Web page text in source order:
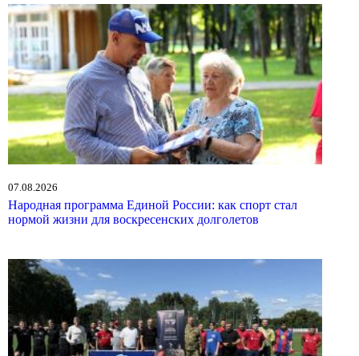
07.08.2026
Народная программа Единой России: как спорт стал
нормой жизни для воскресенских долголетов